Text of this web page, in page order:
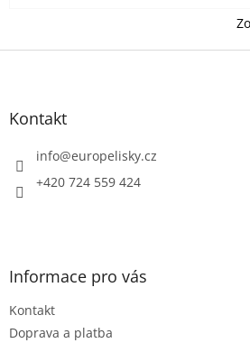
Z
Kontakt
info@europelisky.cz
+420 724 559 424
Informace pro vás
Kontakt
Doprava a platba